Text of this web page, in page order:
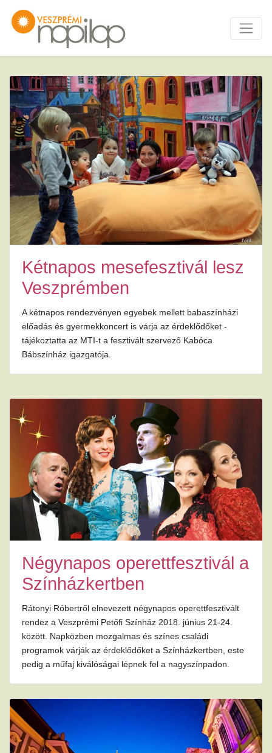
Kétnapos mesefesztivál lesz
Veszprémben
A kétnapos rendezvényen egyebek mellett babaszínházi
előadás és gyermekkoncert is várja az érdeklődőket -
tájékoztatta az MTI-t a fesztivált szervező Kabóca
Bábszínház igazgatója.
Négynapos operettfesztivál a
Színházkertben
Rátonyi Róbertről elnevezett négynapos operettfesztivált
rendez a Veszprémi Petőfi Színház 2018. június 21-24.
között. Napközben mozgalmas és színes családi
programok várják az érdeklődőket a Színházkertben, este
pedig a műfaj kiválóságai lépnek fel a nagyszínpadon.